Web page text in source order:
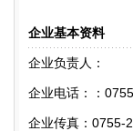
企业基本资料
企业负责人：
企业电话：：
企业传真：0755-